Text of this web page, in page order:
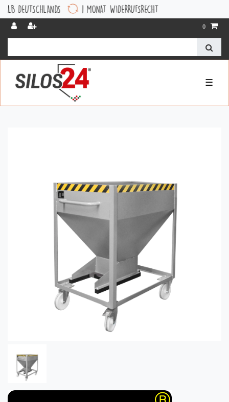
1 MONAT WIDERRUFSRECHT
0
☰